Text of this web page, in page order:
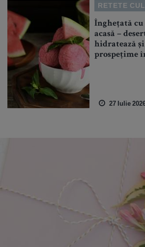
RETETE
Înghețată cu
acasă –
hidratează
prospețime
27 Iulie